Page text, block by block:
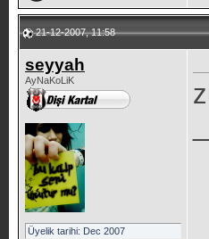
21-12-2007, 11:58
seyyah
AyNaKoLiK
Üyelik tarihi: Dec 2007